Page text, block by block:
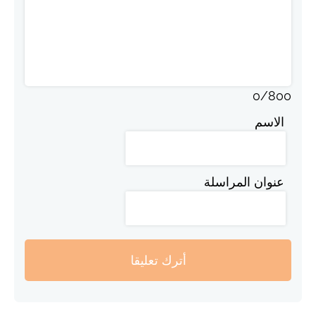
0/800
الاسم
عنوان المراسلة
أترك تعليقا